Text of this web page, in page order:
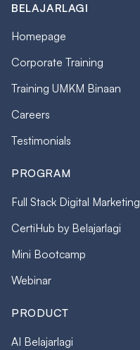
BELAJARLAGI
Homepage
Corporate Training
Training UMKM Binaan
Careers
Testimonials
PROGRAM
Full Stack Digital Marketing
CertiHub by Belajarlagi
Mini Bootcamp
Webinar
PRODUCT
AI Belajarlagi